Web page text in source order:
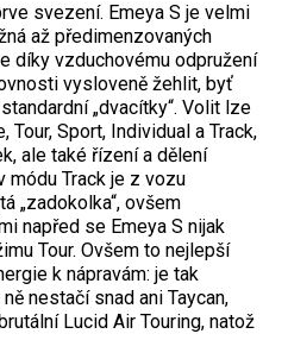
svezení. Emeya S je velmi
až předimenzovaných
díky vzduchovému odpružení
vysloveně žehlit, byť
„dvacítky“. Volit lze
Tour, Sport, Individual a Track,
ale také řízení a dělení
módu Track je z vozu
„zadokolka“, ­ovšem
napřed se Emeya S nijak
Tour. Ovšem to nejlepší
k nápravám: je tak
nestačí snad ani Taycan,
Lucid Air Touring, natož